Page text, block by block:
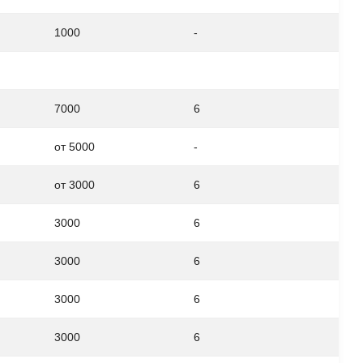
1000 -
7000 6
от 5000 -
от 3000 6
3000 6
3000 6
3000 6
3000 6